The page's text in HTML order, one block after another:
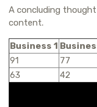
A concluding
content.
Business 1
91
77
63
42